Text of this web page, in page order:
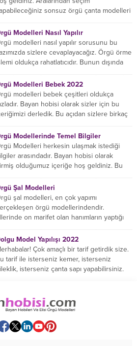
sonsuz örgü çanta modelleri
Modelleri Nasıl Yapılır
modelleri nasıl yapılır sorusunu bu
sizlere cevaplayacağız. Örgü örme
oldukça rahatlatıcıdır. Bunun dışında
Modelleri Bebek 2022
modelleri bebek çeşitleri oldukça
Bayan hobisi olarak sizler için bu
derledik. Bu açıdan sizlere birkaç
Modellerinde Temel Bilgiler
Modelleri herkesin ulaşmak istediği
arasındadır. Bayan hobisi olarak
olduğumuz içeriğe hoş geldiniz. Bu
Şal Modelleri
şal modelleri, en çok yapımı
örgü modellerindendir.
on marifet olan hanımların yaptığı
Model Yapılışı 2022
Çok amaçlı bir tarif getirdik size.
tarif ile isterseniz kemer, isterseniz
isterseniz çanta sapı yapabilirsiniz.